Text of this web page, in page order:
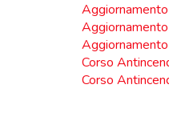
Corso
Corso